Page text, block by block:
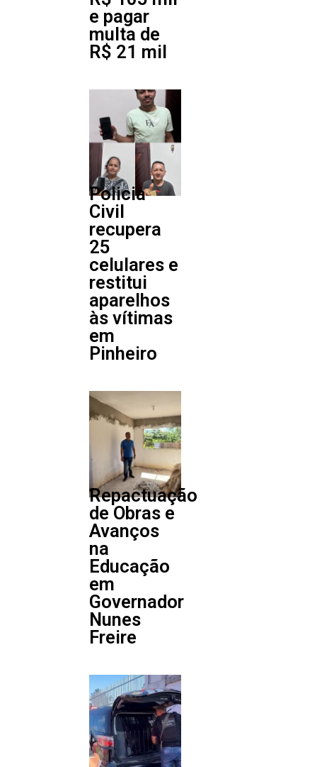
e pagar
multa de
R$ 21 mil
Policia
Civil
recupera
25
celulares e
restitui
aparelhos
às vítimas
em
Pinheiro
Repactuação
de Obras e
Avanços
na
Educação
em
Governador
Nunes
Freire